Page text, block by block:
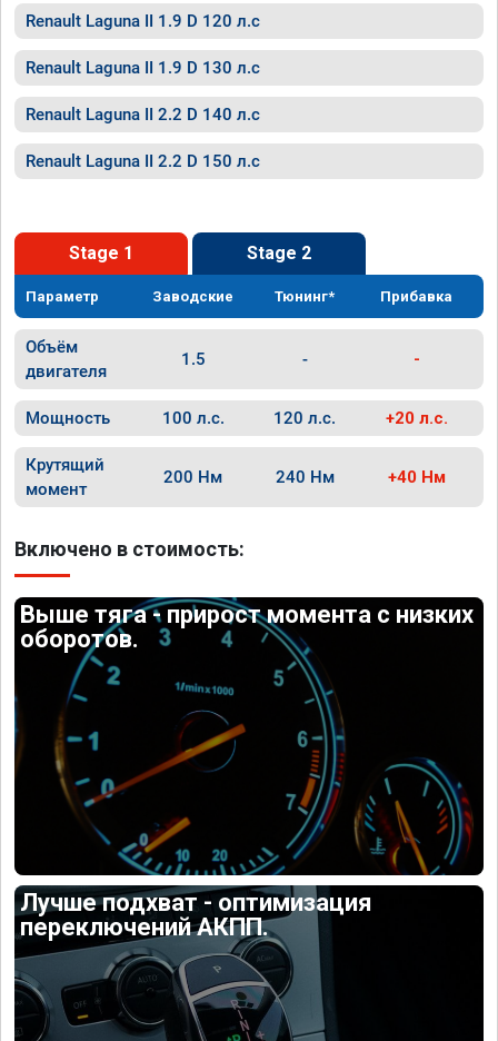
Renault Laguna II 1.9 D 120 л.с
Renault Laguna II 1.9 D 130 л.с
Renault Laguna II 2.2 D 140 л.с
Renault Laguna II 2.2 D 150 л.с
Stage 1 Stage 2
Параметр Заводские Тюнинг* Прибавка
Объём
двигателя
1.5 - -
Мощность 100 л.с. 120 л.с. +20 л.с.
Крутящий
момент
200 Нм 240 Нм +40 Нм
Включено в стоимость:
Выше тяга - прирост момента с низких
оборотов.
Лучше подхват - оптимизация
переключений АКПП.